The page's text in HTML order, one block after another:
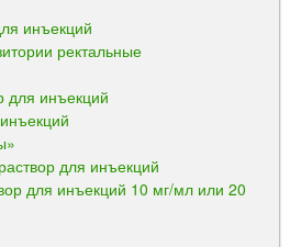
инъекций
ректальные
для инъекций
для инъекций
для инъекций 10 мг/мл или 20